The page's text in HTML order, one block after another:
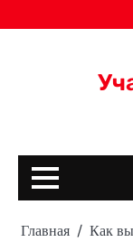
к
Главная
Как